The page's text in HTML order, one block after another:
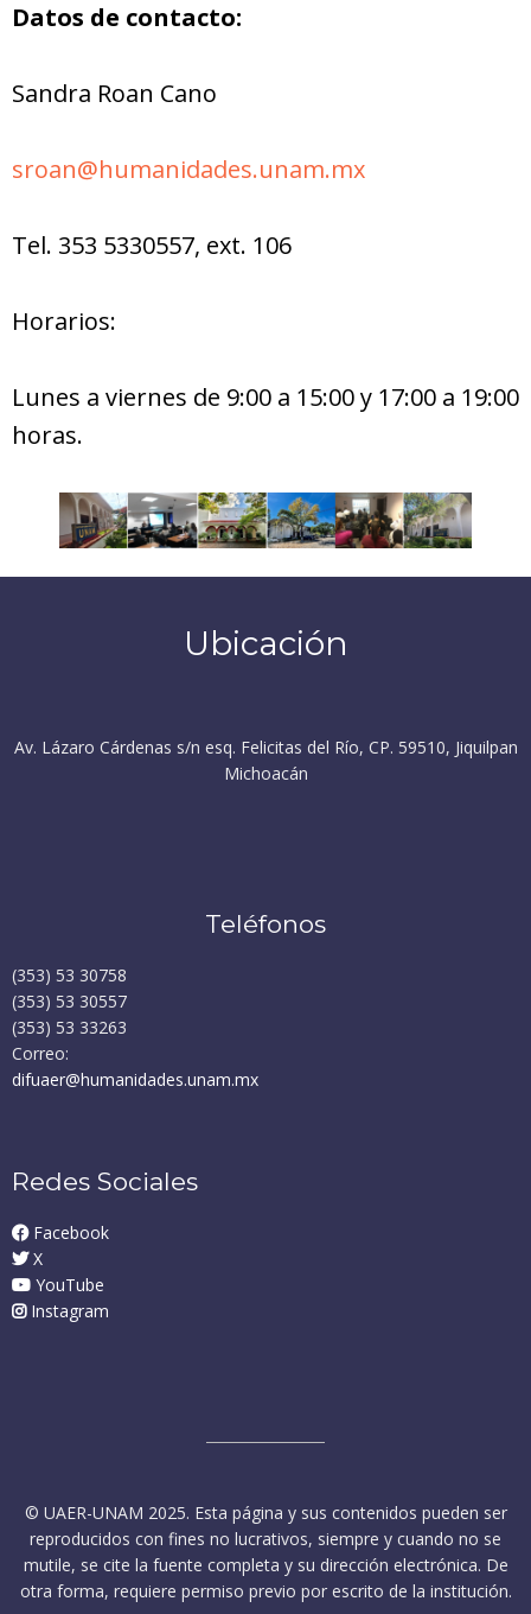
Datos de contacto:
Sandra Roan Cano
sroan@humanidades.unam.mx
Tel. 353 5330557, ext. 106
Horarios:
Lunes a viernes de 9:00 a 15:00 y 17:00 a 19:00
horas.
Ubicación
Av. Lázaro Cárdenas s/n esq. Felicitas del Río, CP. 59510, Jiquilpan
Michoacán
Teléfonos
(353) 53 30758
(353) 53 30557
(353) 53 33263
Correo:
difuaer@humanidades.unam.mx
Redes Sociales
Facebook
X
 YouTube
Instagram
© UAER-UNAM 2025. Esta página y sus contenidos pueden ser
reproducidos con fines no lucrativos, siempre y cuando no se
mutile, se cite la fuente completa y su dirección electrónica. De
otra forma, requiere permiso previo por escrito de la institución.